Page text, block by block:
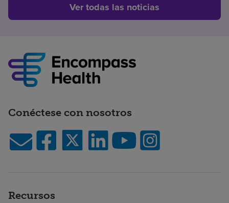
Ver todas las noticias
Conéctese con nosotros
Recursos